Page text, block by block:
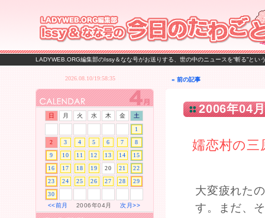
LADYWEB.ORG編集部のIssy＆なな号がお送りする、世の中のニュースを“斬る”と
« 前の記事
2006年04
嬬恋村の三
大変疲れた
す。まだ、
日 月 火 水 木 金 土
1
2
3 4 5 6 7
8
9
10 11 12 13 14
15
16
17 18 19 20 21
22
23
24 25 26 27 28
29
30
<<前月
2006年04月次月>>